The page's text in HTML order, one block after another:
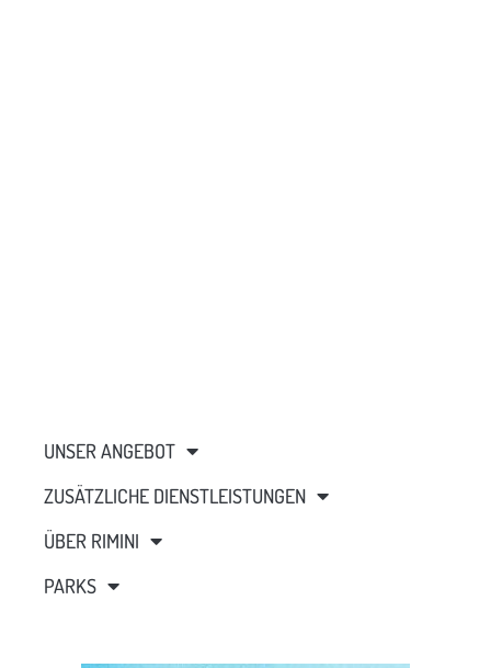
UNSER ANGEBOT
ZUSÄTZLICHE DIENSTLEISTUNGEN
ÜBER RIMINI
PARKS